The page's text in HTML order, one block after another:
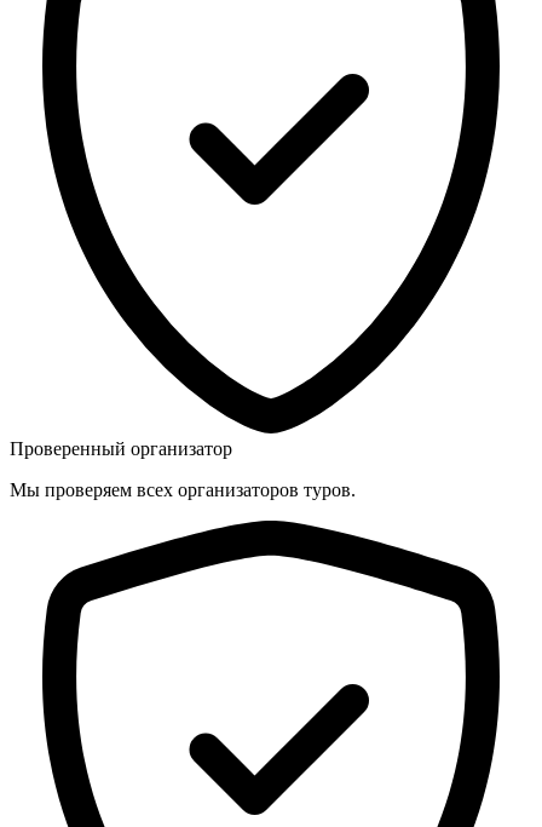
Проверенный организатор
Мы проверяем всех организаторов туров.